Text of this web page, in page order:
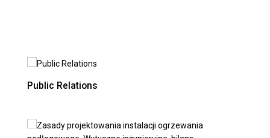
Public Relations